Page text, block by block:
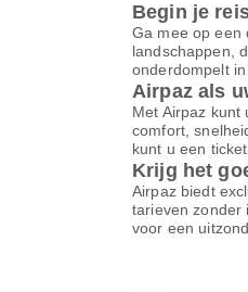
Begin je
Ga mee op een
landschappen,
onderdompelt
Airpaz als
Met Airpaz kunt
comfort,
kunt u een
Krijg het
Airpaz biedt
tarieven zonder
voor een